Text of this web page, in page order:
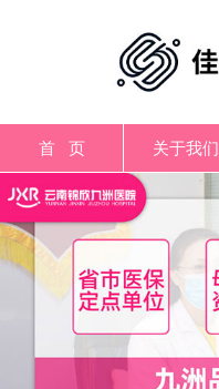
首 页 关于我们